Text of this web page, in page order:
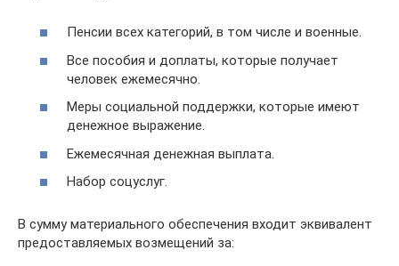
Пенсии всех категорий, в том числе и военные.
Все пособия и доплаты, которые получает
человек ежемесячно.
Меры социальной поддержки, которые имеют
денежное выражение.
Ежемесячная денежная выплата.
Набор соцуслуг.
В сумму материального обеспечения входит эквивалент
предоставляемых возмещений за: